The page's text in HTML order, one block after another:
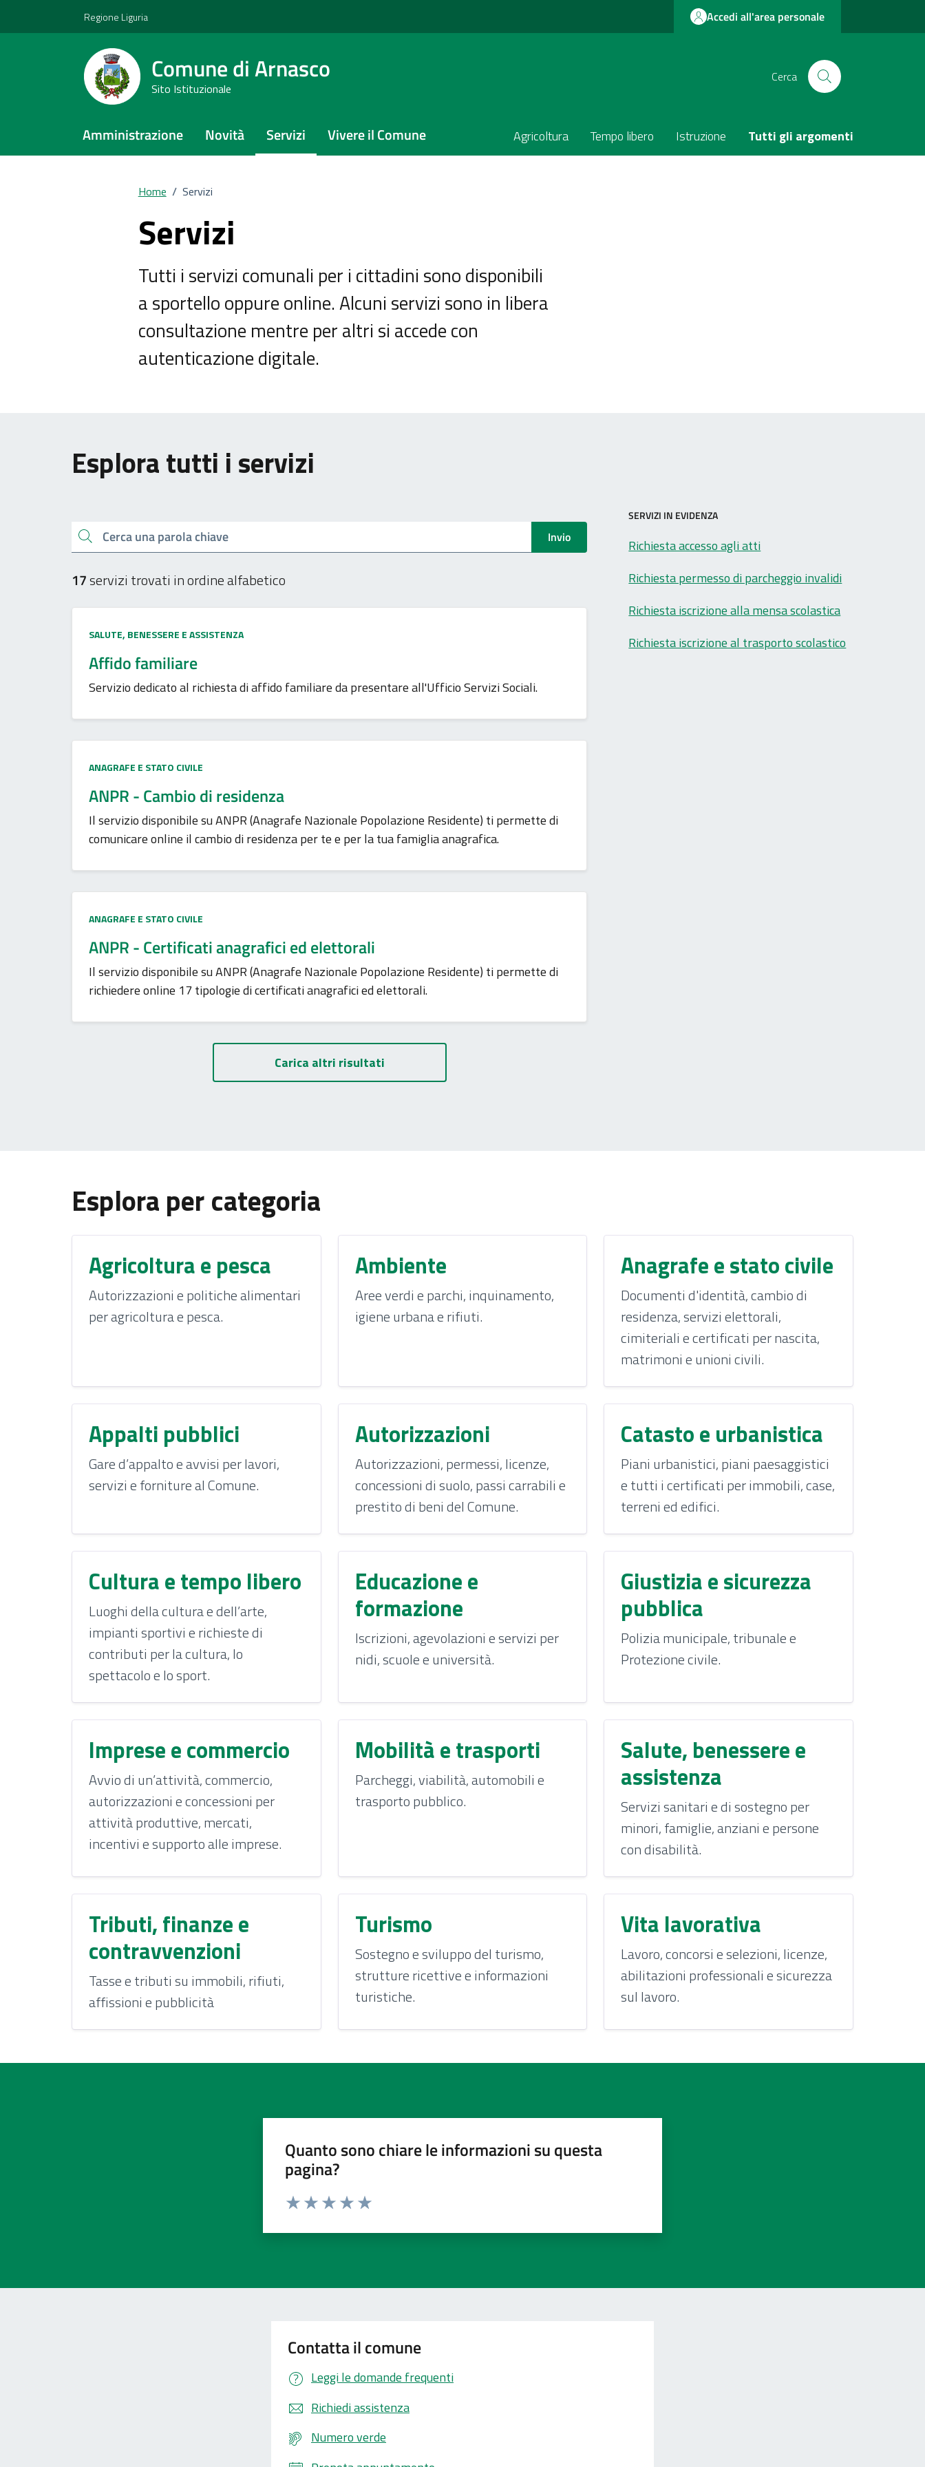
Regione Liguria Accedi all'area personale
Comune di Arnasco
Sito Istituzionale
Cerca
Amministrazione Novità Servizi Vivere il Comune Agricoltura Tempo libero Istruzione Tutti gli argomenti
Home / Servizi
Servizi
Tutti i servizi comunali per i cittadini sono disponibili
a sportello oppure online. Alcuni servizi sono in libera
consultazione mentre per altri si accede con
autenticazione digitale.
Esplora tutti i servizi
Cerca una parola chiave Invio
17servizi trovati in ordine alfabetico
Categoria:
SALUTE, BENESSERE E ASSISTENZA
Affido familiare
Servizio dedicato al richiesta di affido familiare da presentare all'Ufficio Servizi Sociali.
Categoria:
ANAGRAFE E STATO CIVILE
ANPR - Cambio di residenza
Il servizio disponibile su ANPR (Anagrafe Nazionale Popolazione Residente) ti permette di
comunicare online il cambio di residenza per te e per la tua famiglia anagrafica.
Categoria:
ANAGRAFE E STATO CIVILE
ANPR - Certificati anagrafici ed elettorali
Il servizio disponibile su ANPR (Anagrafe Nazionale Popolazione Residente) ti permette di
richiedere online 17 tipologie di certificati anagrafici ed elettorali.
Carica altri risultati
SERVIZI IN EVIDENZA
Richiesta accesso agli atti
Richiesta permesso di parcheggio invalidi
Richiesta iscrizione alla mensa scolastica
Richiesta iscrizione al trasporto scolastico
Esplora per categoria
Agricoltura e pesca
Autorizzazioni e politiche alimentari
per agricoltura e pesca.
Ambiente
Aree verdi e parchi, inquinamento,
igiene urbana e rifiuti.
Anagrafe e stato civile
Documenti d'identità, cambio di
residenza, servizi elettorali,
cimiteriali e certificati per nascita,
matrimoni e unioni civili.
Appalti pubblici
Gare d’appalto e avvisi per lavori,
servizi e forniture al Comune.
Autorizzazioni
Autorizzazioni, permessi, licenze,
concessioni di suolo, passi carrabili e
prestito di beni del Comune.
Catasto e urbanistica
Piani urbanistici, piani paesaggistici
e tutti i certificati per immobili, case,
terreni ed edifici.
Cultura e tempo libero
Luoghi della cultura e dell’arte,
impianti sportivi e richieste di
contributi per la cultura, lo
spettacolo e lo sport.
Educazione e
formazione
Iscrizioni, agevolazioni e servizi per
nidi, scuole e università.
Giustizia e sicurezza
pubblica
Polizia municipale, tribunale e
Protezione civile.
Imprese e commercio
Avvio di un’attività, commercio,
autorizzazioni e concessioni per
attività produttive, mercati,
incentivi e supporto alle imprese.
Mobilità e trasporti
Parcheggi, viabilità, automobili e
trasporto pubblico.
Salute, benessere e
assistenza
Servizi sanitari e di sostegno per
minori, famiglie, anziani e persone
con disabilità.
Tributi, finanze e
contravvenzioni
Tasse e tributi su immobili, rifiuti,
affissioni e pubblicità
Turismo
Sostegno e sviluppo del turismo,
strutture ricettive e informazioni
turistiche.
Vita lavorativa
Lavoro, concorsi e selezioni, licenze,
abilitazioni professionali e sicurezza
sul lavoro.
Quanto sono chiare le informazioni su questa
pagina?
Contatta il comune
Leggi le domande frequenti
Richiedi assistenza
Numero verde